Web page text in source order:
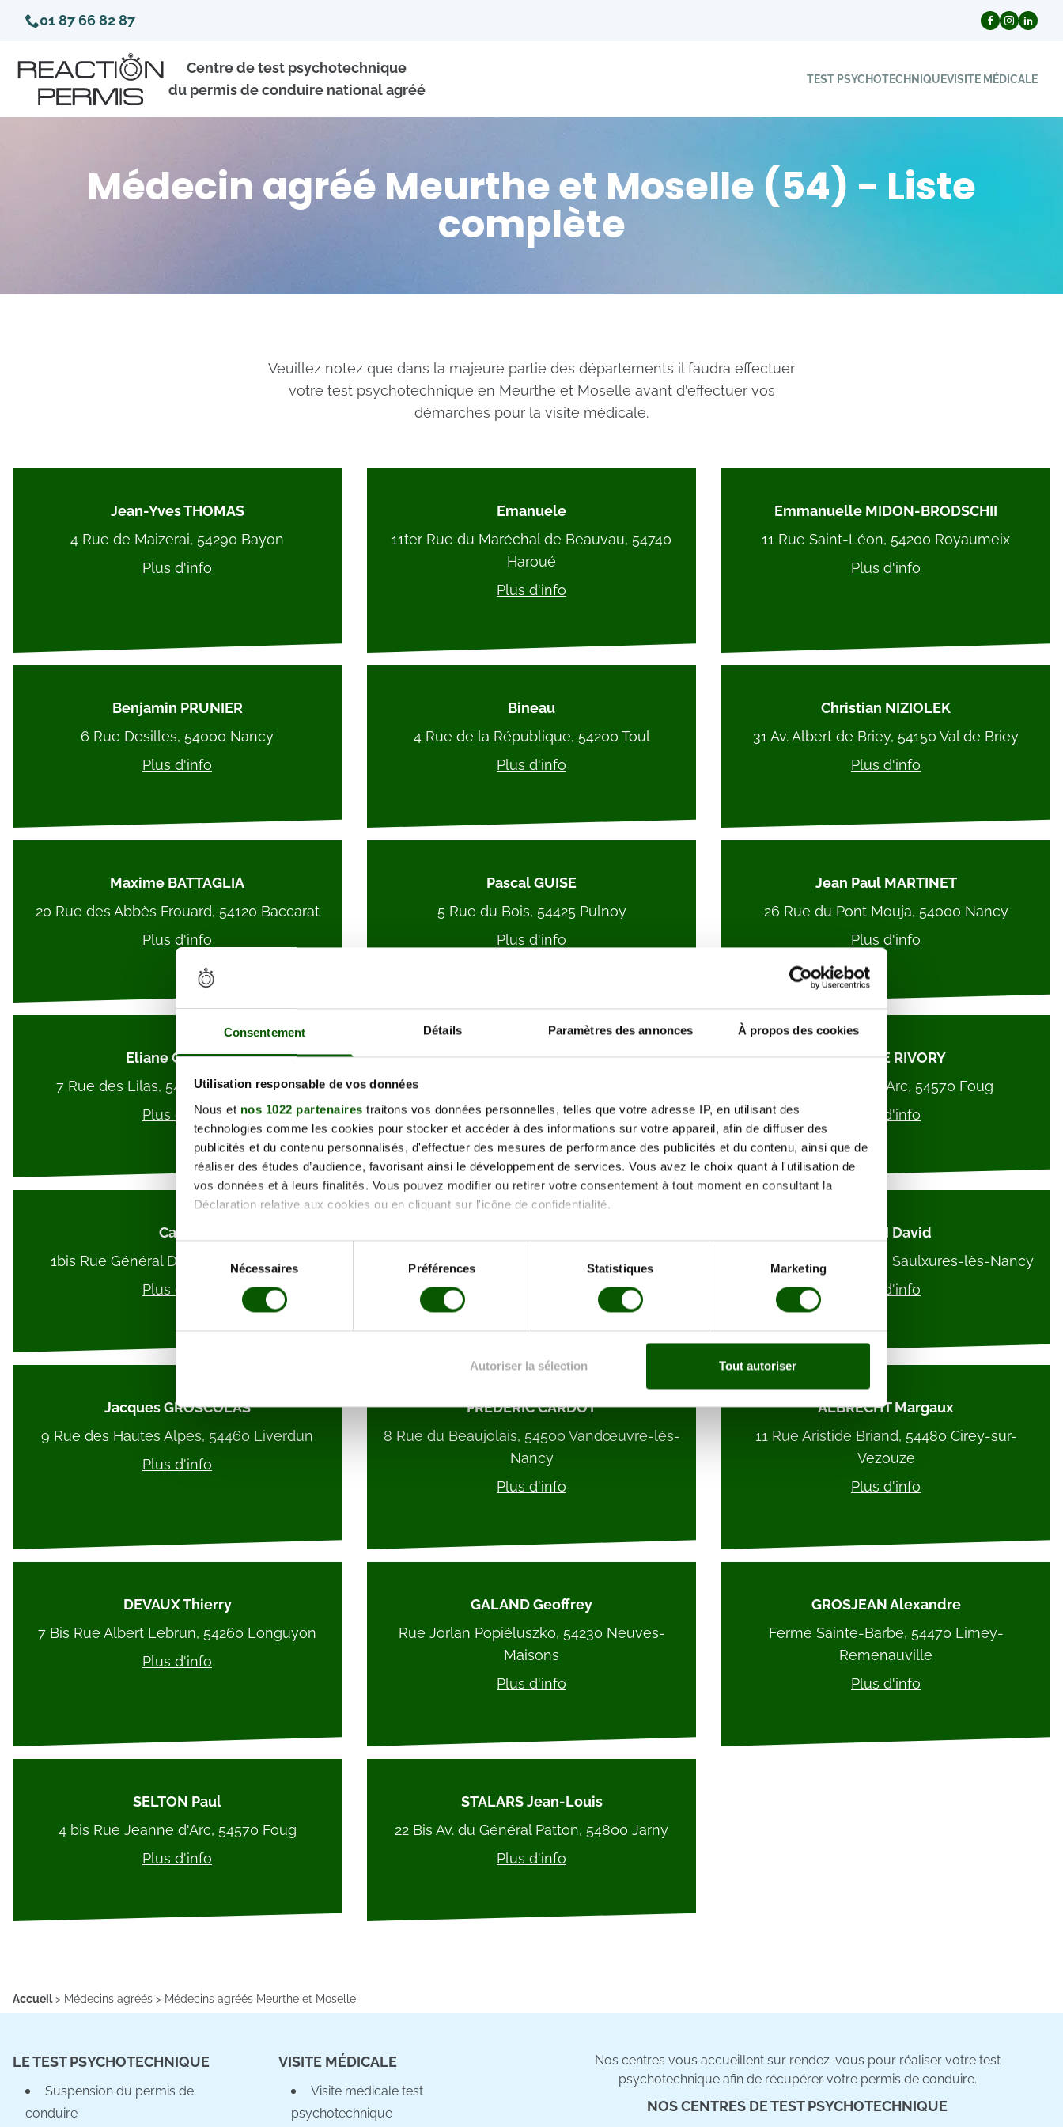
Consentement Détails Paramètres des annonces À propos des cookies
Utilisation responsable de vos données
Nous et nos 1022 partenaires traitons vos données personnelles, telles que votre adresse IP, en utilisant des
technologies comme les cookies pour stocker et accéder à des informations sur votre appareil, afin de diffuser des
publicités et du contenu personnalisés, d'effectuer des mesures de performance des publicités et du contenu, ainsi que de
réaliser des études d’audience, favorisant ainsi le développement de services. Vous avez le choix quant à l'utilisation de
vos données et à leurs finalités. Vous pouvez modifier ou retirer votre consentement à tout moment en consultant la
Déclaration relative aux cookies ou en cliquant sur l'icône de confidentialité.
Si vous le permettez, nous aimerions également :
Collecter des informations sur votre localisation géographique qui peuvent être précises à plusieurs mètres près
digitales).
. Vous pouvez modifier ou retirer votre consentement à tout moment à partir de la déclaration sur les cookies.
vous leur avez fournies ou qu'ils ont collectées lors de votre utilisation de leurs services.
du
consentement
Nécessaires Préférences Statistiques Marketing
Autoriser la sélection Tout autoriser
01 87 66 82 87
Centre de test psychotechnique
du permis de conduire national agréé
TEST PSYCHOTECHNIQUEVISITE MÉDICALE
Médecin agréé Meurthe et Moselle (54) - Liste
complète
Veuillez notez que dans la majeure partie des départements il faudra effectuer
votre test psychotechnique en Meurthe et Moselle avant d'effectuer vos
démarches pour la visite médicale.
Jean-Yves THOMAS
4 Rue de Maizerai, 54290 Bayon
Plus d'info
Emanuele
11ter Rue du Maréchal de Beauvau, 54740
Haroué
Plus d'info
Emmanuelle MIDON-BRODSCHII
11 Rue Saint-Léon, 54200 Royaumeix
Plus d'info
Benjamin PRUNIER
6 Rue Desilles, 54000 Nancy
Plus d'info
Bineau
4 Rue de la République, 54200 Toul
Plus d'info
Christian NIZIOLEK
31 Av. Albert de Briey, 54150 Val de Briey
Plus d'info
Maxime BATTAGLIA
20 Rue des Abbès Frouard, 54120 Baccarat
Plus d'info
Pascal GUISE
5 Rue du Bois, 54425 Pulnoy
Plus d'info
Jean Paul MARTINET
26 Rue du Pont Mouja, 54000 Nancy
Plus d'info
Eliane GERARD
7 Rue des Lilas, 54630 Richardménil
Plus d'info
Anne ALIOT
Plus d'info
ANTOINE RIVORY
4 Rue Jeanne d'Arc, 54570 Foug
Plus d'info
Carel
1bis Rue Général Duroc, 54000 Nancy
Plus d'info
11 Rue Saint-Léon, 54200 Royaumeix
REFAHI David
2 All. du Prarupt, 54420 Saulxures-lès-Nancy
Plus d'info
Jacques GROSCOLAS
9 Rue des Hautes Alpes, 54460 Liverdun
Plus d'info
FREDERIC CARDOT
8 Rue du Beaujolais, 54500 Vandœuvre-lès-
Nancy
Plus d'info
ALBRECHT Margaux
11 Rue Aristide Briand, 54480 Cirey-sur-
Vezouze
Plus d'info
DEVAUX Thierry
7 Bis Rue Albert Lebrun, 54260 Longuyon
Plus d'info
GALAND Geoffrey
Rue Jorlan Popiéluszko, 54230 Neuves-
Maisons
Plus d'info
GROSJEAN Alexandre
Ferme Sainte-Barbe, 54470 Limey-
Remenauville
Plus d'info
SELTON Paul
4 bis Rue Jeanne d'Arc, 54570 Foug
Plus d'info
STALARS Jean-Louis
22 Bis Av. du Général Patton, 54800 Jarny
Plus d'info
Accueil> Médecins agréés > Médecins agréés Meurthe et Moselle
LE TEST PSYCHOTECHNIQUE
Suspension du permis de
conduire
VISITE MÉDICALE
Visite médicale test
psychotechnique
Nos centres vous accueillent sur rendez-vous pour réaliser votre test
psychotechnique afin de récupérer votre permis de conduire.
NOS CENTRES DE TEST PSYCHOTECHNIQUE